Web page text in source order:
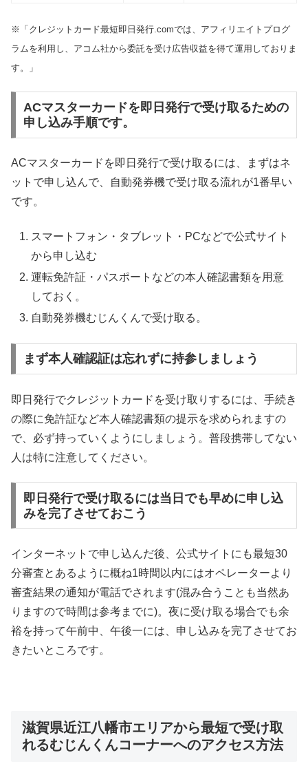
※「クレジットカード最短即日発行.comでは、アフィリエイトプログ
ラムを利用し、アコム社から委託を受け広告収益を得て運用しておりま
す。」
ACマスターカードを即日発行で受け取るための
申し込み手順です。
ACマスターカードを即日発行で受け取るには、まずはネ
ットで申し込んで、自動発券機で受け取る流れが1番早い
です。
スマートフォン・タブレット・PCなどで公式サイト
から申し込む
運転免許証・パスポートなどの本人確認書類を用意
しておく。
自動発券機むじんくんで受け取る。
まず本人確認証は忘れずに持参しましょう
即日発行でクレジットカードを受け取りするには、手続き
の際に免許証など本人確認書類の提示を求められますの
で、必ず持っていくようにしましょう。普段携帯してない
人は特に注意してください。
即日発行で受け取るには当日でも早めに申し込
みを完了させておこう
インターネットで申し込んだ後、公式サイトにも最短30
分審査とあるように概ね1時間以内にはオペレーターより
審査結果の通知が電話でされます(混み合うことも当然あ
りますので時間は参考までに)。夜に受け取る場合でも余
裕を持って午前中、午後一には、申し込みを完了させてお
きたいところです。
滋賀県近江八幡市エリアから最短で受け取
れるむじんくんコーナーへのアクセス方法